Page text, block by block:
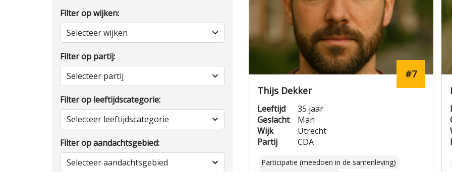
Filter op wijken:
Selecteer wijken
Filter op partij:
Selecteer partij
Filter op leeftijdscategorie:
Selecteer leeftijdscategorie
Filter op aandachtsgebied:
Selecteer aandachtsgebied
Thijs Dekker
#7
Leeftijd
35 jaar
Geslacht
Man
Wijk
Utrecht
Partij
CDA
Participatie (meedoen in de samenleving)